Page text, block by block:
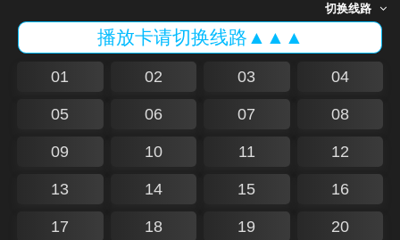
切换线路
播放卡请切换线路▲▲▲
01 02 03 04
05 06 07 08
09 10 11 12
13 14 15 16
17 18 19 20